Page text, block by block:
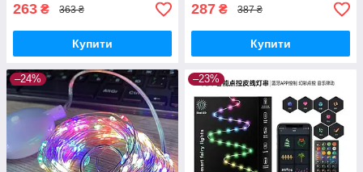
263 ₴ 363 ₴
Купити
287 ₴ 387 ₴
Купити
–24% –23%